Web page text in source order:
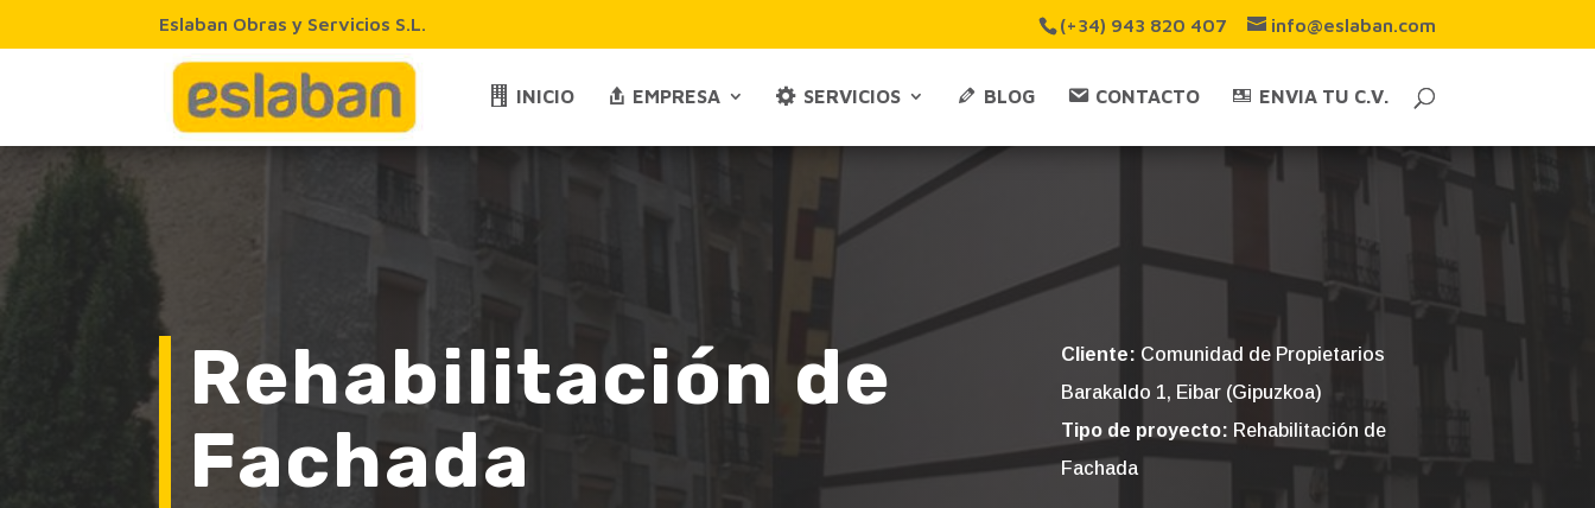
(+34) 943 820 407 info@eslaban.com
Eslaban Obras y Servicios S.L.
INICIO EMPRESA SERVICIOS BLOG CONTACTO ENVIA TU C.V.
Rehabilitación de
Fachada
Cliente: Comunidad de Propietarios
Barakaldo 1, Eibar (Gipuzkoa)
Tipo de proyecto: Rehabilitación de
Fachada